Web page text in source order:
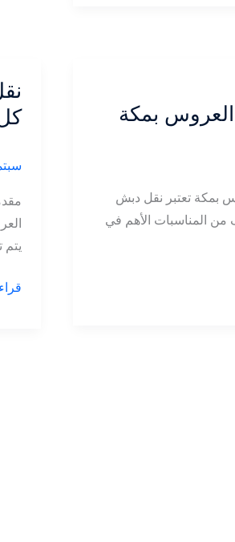
بمكة
بمكة تعتبر نقل دبش
المناسبات الأهم في
سبتمبر
نقل